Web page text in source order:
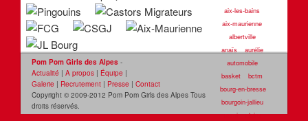
aix-les-bains
aix-maurienne
albertville
anaïs
aurélie
automobile
basket
bctm
bourg-en-bresse
bourgoin-jallieu
cami
claire
Pom Pom Girls des Alpes -
Actualité | A propos | Équipe |
Galerie | Recrutement | Presse | Contact
Copyright © 2009-2012 Pom Pom Girls des Alpes Tous
droits réservés.